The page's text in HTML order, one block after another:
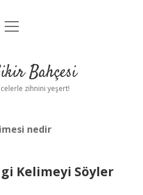
Uyarı
menüyü
Bahçesi
zihnini yeşert!
nedir
Kelimeyi Söyler